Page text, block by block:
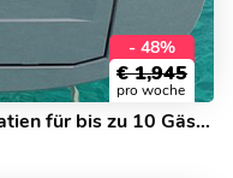
- 48%
€ 1,945
pro woche
Segelbootverleih in Šibenik, Kroatien für bis zu 10 Gäste.